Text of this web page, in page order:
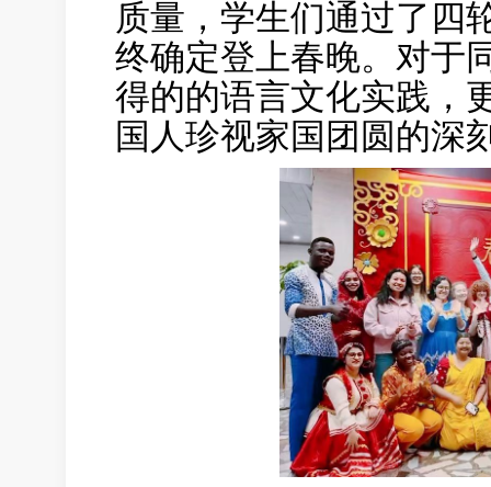
质量，学生们通过了四
终确定登上春晚。对于
得的的语言文化实践，
国人珍视家国团圆的深